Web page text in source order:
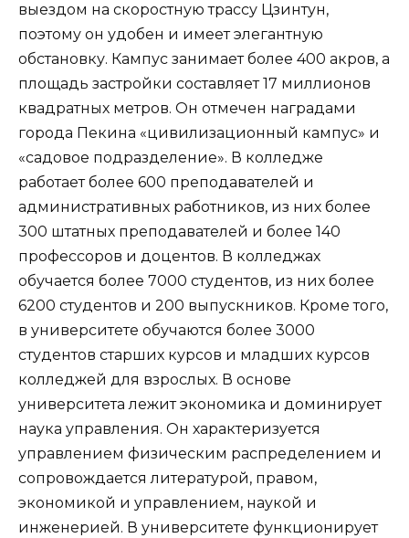
выездом на скоростную трассу Цзинтун,
поэтому он удобен и имеет элегантную
обстановку. Кампус занимает более 400 акров, а
площадь застройки составляет 17 миллионов
квадратных метров. Он отмечен наградами
города Пекина «цивилизационный кампус» и
«садовое подразделение». В колледже
работает более 600 преподавателей и
административных работников, из них более
300 штатных преподавателей и более 140
профессоров и доцентов. В колледжах
обучается более 7000 студентов, из них более
6200 студентов и 200 выпускников. Кроме того,
в университете обучаются более 3000
студентов старших курсов и младших курсов
колледжей для взрослых. В основе
университета лежит экономика и доминирует
наука управления. Он характеризуется
управлением физическим распределением и
сопровождается литературой, правом,
экономикой и управлением, наукой и
инженерией. В университете функционирует